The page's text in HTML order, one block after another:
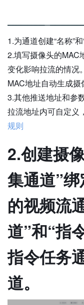
1.为通道创建“名称”和
2.填写摄像头的MAC
变化影响拉流的情况
MAC地址自动生成摄
3.其他推送地址和参
拉流地址内可自定义
规则
2.创建摄
集通道”
的视频流
道”和“指
指令任务
道。